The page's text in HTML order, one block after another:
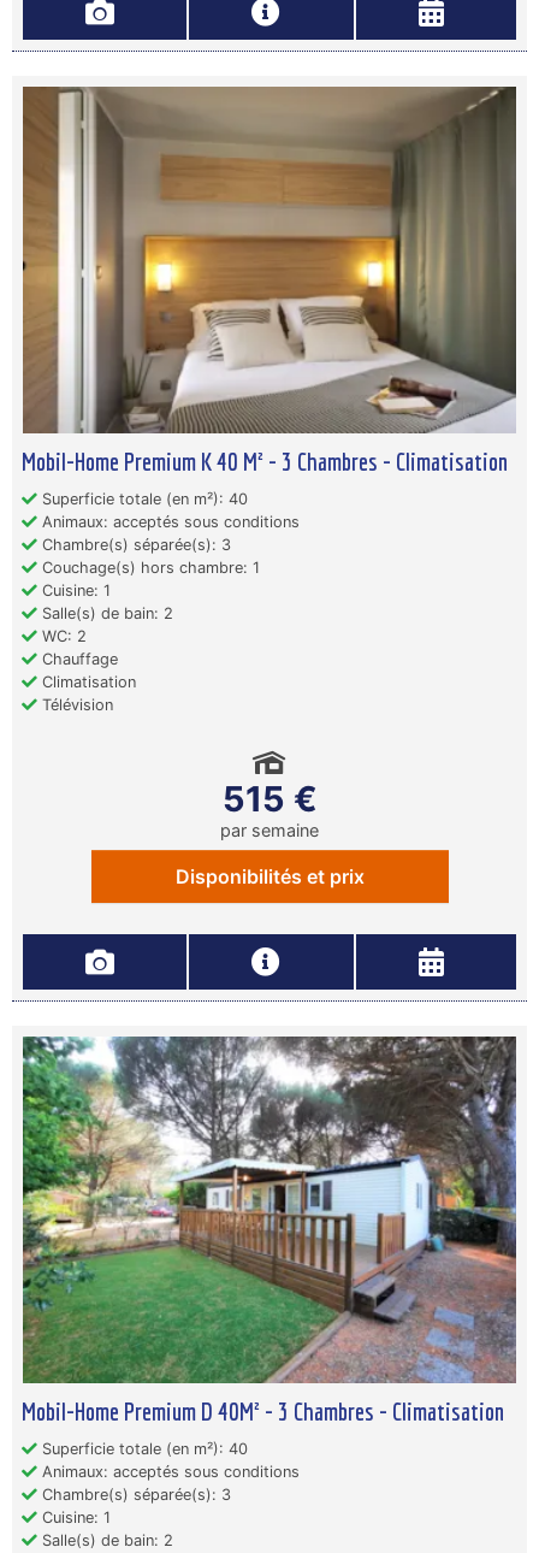
Mobil-Home Premium K 40 M² - 3 Chambres - Climatisation
Superficie totale (en m²): 40
Animaux: acceptés sous conditions
Chambre(s) séparée(s): 3
Couchage(s) hors chambre: 1
Cuisine: 1
Salle(s) de bain: 2
WC: 2
Chauffage
Climatisation
Télévision
515 €
par semaine
Disponibilités et prix
Mobil-Home Premium D 40M² - 3 Chambres - Climatisation
Superficie totale (en m²): 40
Animaux: acceptés sous conditions
Chambre(s) séparée(s): 3
Cuisine: 1
Salle(s) de bain: 2